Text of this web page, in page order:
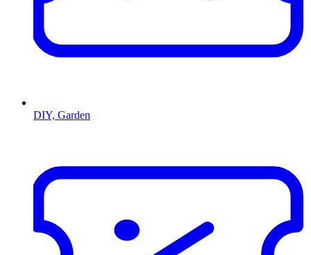
DIY, Garden